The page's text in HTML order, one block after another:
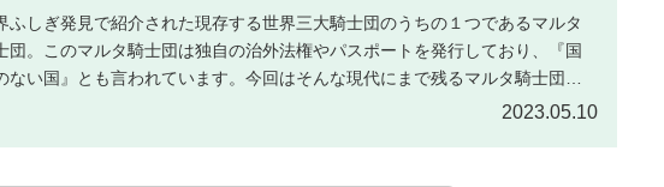
ふしぎ発見で紹介された現存する世界三大騎士団のうちの１つであるマルタ
団。このマルタ騎士団は独自の治外法権やパスポートを発行しており、『国
ない国』とも言われています。今回はそんな現代にまで残るマルタ騎士団の
2023.05.10